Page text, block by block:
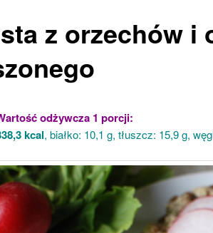
z orzechów i
odżywcza 1 porcji:
kcal, białko: 10,1 g, tłuszcz: 15,9 g,